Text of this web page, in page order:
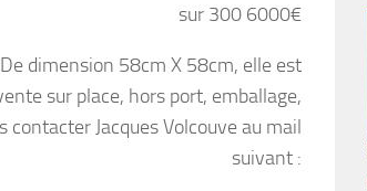
sur 300 6000€
dimension 58cm X 58cm, elle est
sur place, hors port, emballage,
Jacques Volcouve au mail
suivant :